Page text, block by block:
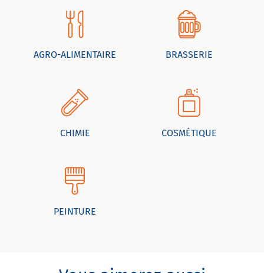
AGRO-ALIMENTAIRE BRASSERIE
CHIMIE COSMÉTIQUE
PEINTURE